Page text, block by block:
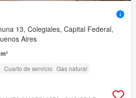
13, Colegiales, Capital Federal,
Aires
Cuarto de servicio Gas natural